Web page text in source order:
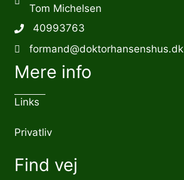
Tom Michelsen
40993763
formand@doktorhansenshus.dk
Mere info
Links
Privatliv
Find vej